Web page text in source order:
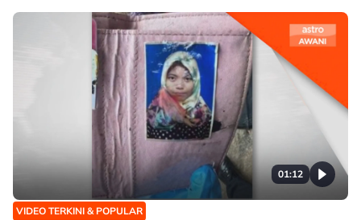
01:12
VIDEO TERKINI & POPULAR